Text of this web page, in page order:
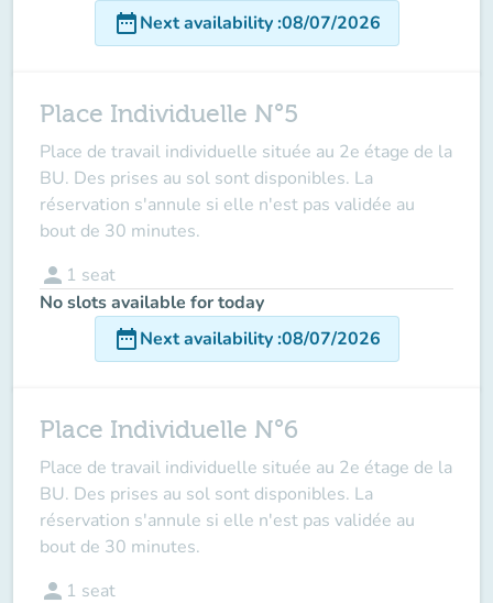
date_rangeNext availability:08/07/2026
Place Individuelle N°5
Place de travail individuelle située au 2e étage de la
BU. Des prises au sol sont disponibles. La
réservation s'annule si elle n'est pas validée au
bout de 30 minutes.
person 1 seat
No slots available for today
date_rangeNext availability:08/07/2026
Place Individuelle N°6
Place de travail individuelle située au 2e étage de la
BU. Des prises au sol sont disponibles. La
réservation s'annule si elle n'est pas validée au
bout de 30 minutes.
person 1 seat